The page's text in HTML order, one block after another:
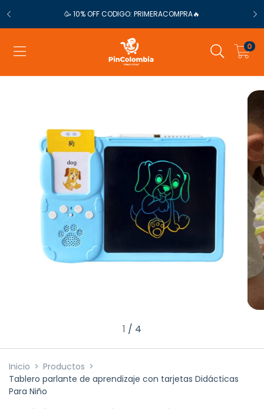
🥳 10% OFF CODIGO: PRIMERACOMPRA🔥
0
1 / 4
Inicio > Productos >
Tablero parlante de aprendizaje con tarjetas Didácticas
Para Niño